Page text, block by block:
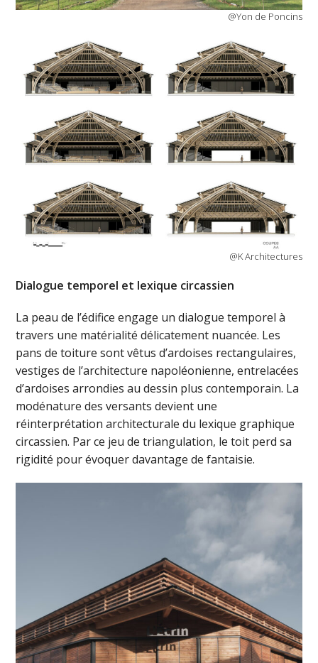
@Yon de Poncins
@K Architectures
Dialogue temporel et lexique circassien
La peau de l’édifice engage un dialogue temporel à
travers une matérialité délicatement nuancée. Les
pans de toiture sont vêtus d’ardoises rectangulaires,
vestiges de l’architecture napoléonienne, entrelacées
d’ardoises arrondies au dessin plus contemporain. La
modénature des versants devient une
réinterprétation architecturale du lexique graphique
circassien. Par ce jeu de triangulation, le toit perd sa
rigidité pour évoquer davantage de fantaisie.